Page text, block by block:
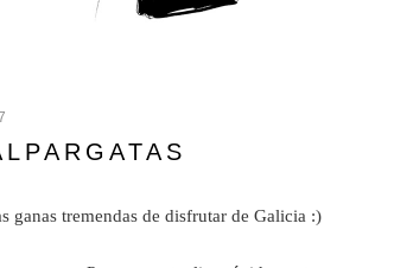
ganas tremendas de disfrutar de Galicia :)